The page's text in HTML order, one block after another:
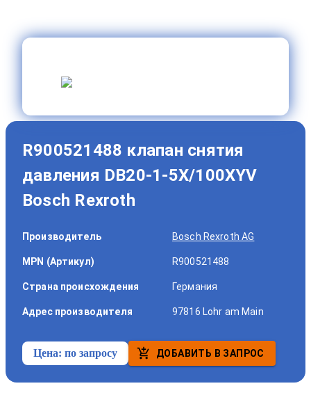
R900521488 клапан снятия
давления DB20-1-5X/100XYV
Bosch Rexroth
Производитель Bosch Rexroth AG
MPN (Артикул) R900521488
Страна происхождения Германия
Адрес производителя 97816 Lohr am Main
Цена: по запросу ДОБАВИТЬ В ЗАПРОС